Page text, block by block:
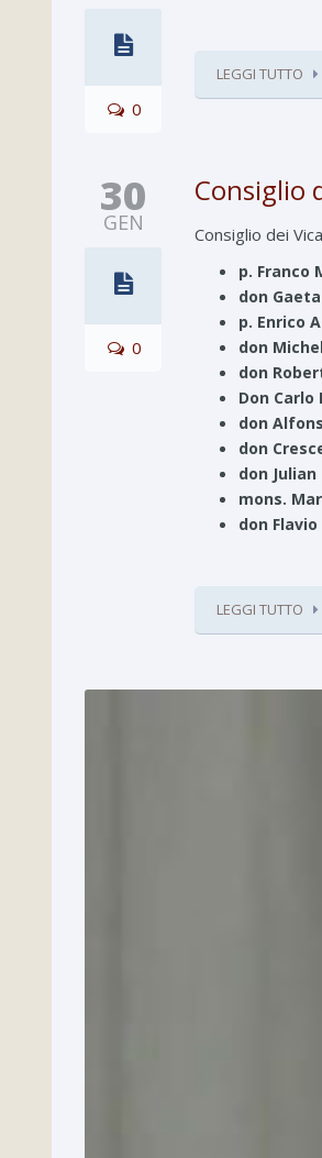
0
LEGGI TUTTO
30
GEN
0
Consiglio
Consiglio dei
p. Franco
don
p. Enrico
don
don
Don Carlo
don
don
don
mons.
don
LEGGI TUTTO